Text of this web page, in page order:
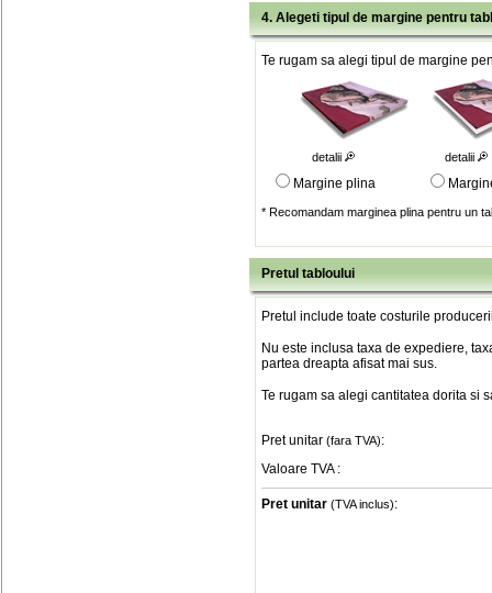
4. Alegeti tipul de margine pentru
Te rugam sa alegi tipul de margine
detalii detalii
Margine plina
* Recomandam marginea plina pentru un
Pretul tabloului
Pretul include toate costurile
Nu este inclusa taxa de expediere,
partea dreapta afisat mai sus.
Te rugam sa alegi cantitatea dorita si
Pret unitar (fara TVA):
Valoare TVA :
Pret unitar (TVA inclus):